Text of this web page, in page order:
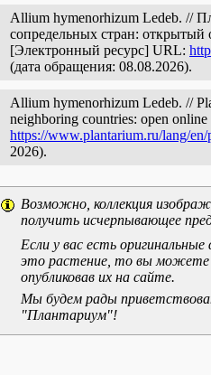
Allium hymenorhizum Ledeb. //
сопредельных стран: открытый
[Электронный ресурс] URL:
(дата обращения: 08.08.2026).
Allium hymenorhizum Ledeb. //
neighboring countries: open
https://www.plantarium.ru/lang/
2026).
Возможно, коллекция
получить исчерпывающее
Если у вас есть
это растение, то вы можете
опубликовав их на сайте.
Мы будем рады
"Плантариум"!